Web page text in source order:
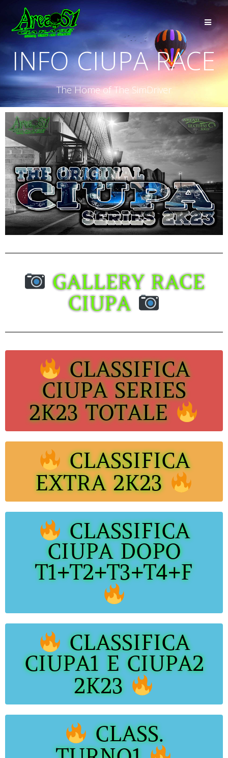
INFO CIUPA RACE
The Home of The SimDriver
GALLERY RACE
CIUPA
CLASSIFICA
CIUPA SERIES
2K23 TOTALE
CLASSIFICA
EXTRA 2K23
CLASSIFICA
CIUPA DOPO
T1+T2+T3+T4+F
CLASSIFICA
CIUPA1 E CIUPA2
2K23
CLASS.